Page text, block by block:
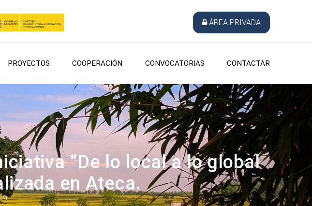
ÁREA PRIVADA
PROYECTOS COOPERACIÓN CONVOCATORIAS CONTACTAR
“De lo local a lo global
en Ateca.